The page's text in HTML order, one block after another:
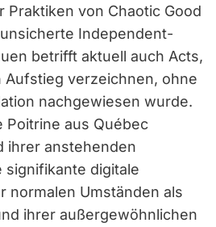
Praktiken von Chaotic Good
Independent-
betrifft aktuell auch Acts,
Aufstieg verzeichnen, ohne
nachgewiesen wurde.
Poitrine aus Québec
ihrer anstehenden
digitale
normalen Umständen als
ihrer außergewöhnlichen